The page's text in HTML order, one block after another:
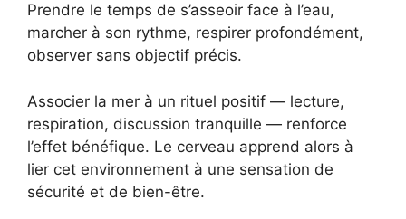
Prendre le temps de s’asseoir face à l’eau,
marcher à son rythme, respirer profondément,
observer sans objectif précis.
Associer la mer à un rituel positif — lecture,
respiration, discussion tranquille — renforce
l’effet bénéfique. Le cerveau apprend alors à
lier cet environnement à une sensation de
sécurité et de bien-être.